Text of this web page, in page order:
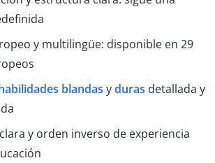
y multilingüe: disponible en 29
blandas yduras detallada y
y orden inverso de experiencia